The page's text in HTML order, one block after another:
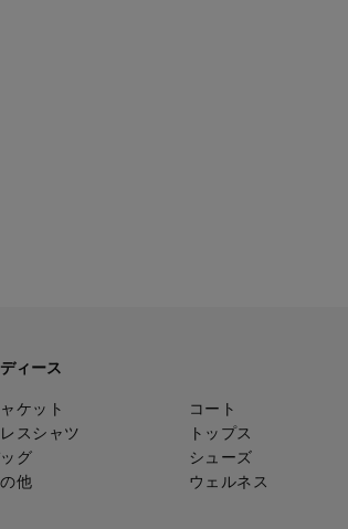
ィース
ケット コート
レスシャツ
トップス
グ
シューズ
他
ウェルネス